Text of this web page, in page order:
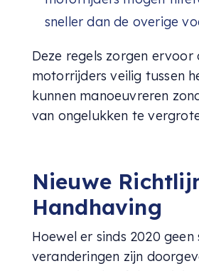
sneller dan de overige
Deze regels zorgen ervoor
motorrijders veilig tussen
kunnen manoeuvreren
van ongelukken te
Nieuwe
Handhaving
Hoewel er sinds 2020
veranderingen zijn